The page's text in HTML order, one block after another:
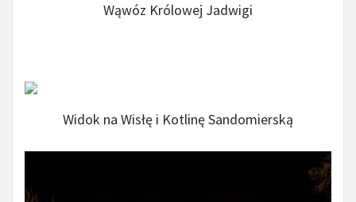
Wąwóz Królowej Jadwigi
Widok na Wisłę i Kotlinę Sandomierską